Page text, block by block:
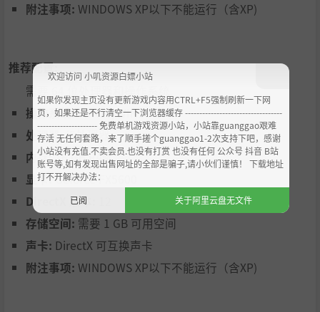
附注事项: WINDOWS XP以下不能运行（含XP)
推荐配置:
需要 64 位处理器和操作系统
操作系统:WIN10/WIN11
处理器:i5处理器
内存:16 GB RAM
显卡:Geforce FX5600
DirectX 版本:
存储空间: 需要 1 GB 可用空间
声卡: DirectX 可互换声卡
附注事项: WINDOWS XP以下不能运行（含XP)
欢迎访问 小叽资源白嫖小站
如果你发现主页没有更新游戏内容用CTRL+F5强制刷新一下网
页，如果还是不行清空一下浏览器缓存 ----------------------------------
--------------------- 免费单机游戏资源小站，小站靠guanggao艰难
存活 无任何套路，来了顺手搓个guanggao1-2次支持下吧，感谢
小站没有充值.不卖会员.也没有打赏 也没有任何 公众号 抖音 B站
账号等,如有发现出售网址的全部是骗子,请小伙们谨慎！ 下载地址
打不开解决办法：
已阅
关于阿里云盘无文件